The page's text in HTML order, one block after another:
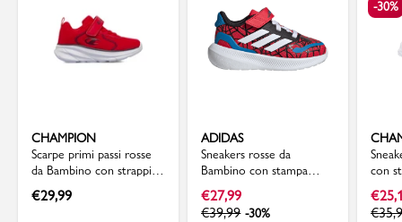
CHAMPION
Scarpe primi passi rosse
da Bambino con strappi
HRO JB PS Champion
€29,99
ADIDAS
Sneakers rosse da
Bambino con stampa
Spiderman Runfalcon
adidas
€27,99
€39,99 -30%
-30%
con
€
€